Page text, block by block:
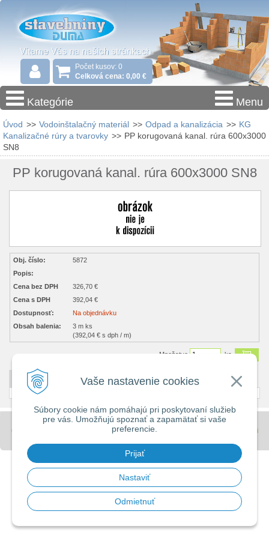
Vaše nastavenie cookies
Súbory cookie nám pomáhajú pri poskytovaní služieb
pre vás. Umožňujú spoznať a zapamätať si vaše
preferencie.
Prijať
Nastaviť
Odmietnuť
Počet kusov: 0
Celková cena: 0,00 €
Kategórie Menu
Úvod >> Vodoinštalačný materiál >> Odpad a kanalizácia >> KG
Kanalizačné rúry a tvarovky >> PP korugovaná kanal. rúra 600x3000
SN8
PP korugovaná kanal. rúra 600x3000 SN8
Obj. číslo:
5872
Popis:
Cena bez DPH
326,70 €
Cena s DPH
392,04 €
Dostupnosť:
Na objednávku
Obsah balenia:
3 m ks
(392,04 € s dph / m)
Množstvo ks
DETAILNÝ POPIS
© 2026 Stavebniny - DUMA • tvorba eshopu cez UNIobchod
spoločnosti